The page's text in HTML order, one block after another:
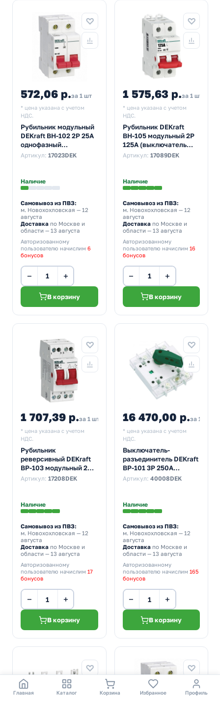
572,06 р.за 1 шт
* цена указана с учетом
НДС.
Рубильник модульный
DEKraft ВН-102 2P 25А
однофазный
(выключатель
Артикул: 17023DEK
Наличие
Самовывоз из ПВЗ:
м. Новохохловская — 12
августа
Доставка по Москве и
области — 13 августа
Авторизованному
пользователю начислим 6
бонусов
− +
В корзину
1 575,63 р.за 1 шт
* цена указана с учетом
НДС.
Рубильник DEKraft
ВН-105 модульный 2P
125А (выключатель
нагрузки)
Артикул: 17089DEK
Наличие
Самовывоз из ПВЗ:
м. Новохохловская — 12
августа
Доставкапо Москве и
области — 13 августа
Авторизованному
пользователю начислим 16
бонусов
− +
В корзину
1 707,39 р.за 1 шт
* цена указана с учетом
НДС.
Рубильник
реверсивный DEKraft
ВР-103 модульный 2P
25А трехпозиционный
Артикул: 17208DEK
Наличие
Самовывоз из ПВЗ:
м. Новохохловская — 12
августа
Доставка по Москве и
области — 13 августа
Авторизованному
пользователю начислим 17
бонусов
− +
В корзину
16 470,00 р.за 1 шт
* цена указана с учетом
НДС.
Выключатель-
разъединитель DEKraft
ВР-101 3P 250A
трехфазный
Артикул: 40008DEK
Наличие
Самовывоз из ПВЗ:
м. Новохохловская — 12
августа
Доставкапо Москве и
области — 13 августа
Авторизованному
пользователю начислим 165
бонусов
− +
В корзину
Главная Каталог Корзина Избранное Профиль